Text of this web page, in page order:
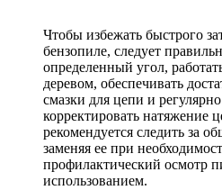
Чтобы избежать быстрого
бензопиле, следует
определенный угол,
деревом, обеспечивать
смазки для цепи и
корректировать натяжение
рекомендуется следить за
заменяя ее при
профилактический осмотр
использованием.